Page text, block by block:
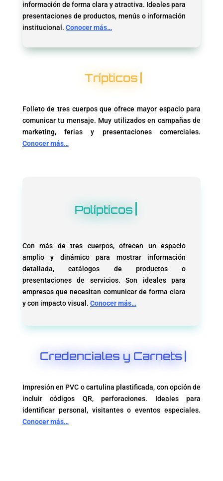
información de forma clara y atractiva. Ideales para
presentaciones de productos, menús o información
institucional. Conocer más…
Trípticos
Folleto de tres cuerpos que ofrece mayor espacio para
comunicar tu mensaje. Muy utilizados en campañas de
marketing, ferias y presentaciones comerciales.
Conocer más…
Polípticos
Con más de tres cuerpos, ofrecen un espacio
amplio y dinámico para mostrar información
detallada, catálogos de productos o
presentaciones de servicios. Son ideales para
empresas que necesitan comunicar de forma clara
y con impacto visual. Conocer más…
Credenciales y Carnets
Impresión en PVC o cartulina plastificada, con opción de
incluir códigos QR, perforaciones. Ideales para
identificar personal, visitantes o eventos especiales.
Conocer más…